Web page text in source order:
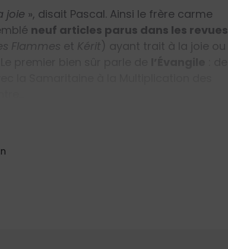
joie », disait Pascal. Ainsi le frère carme
neuf articles parus dans les revues
Flammes et Kérit) ayant trait à la joie ou